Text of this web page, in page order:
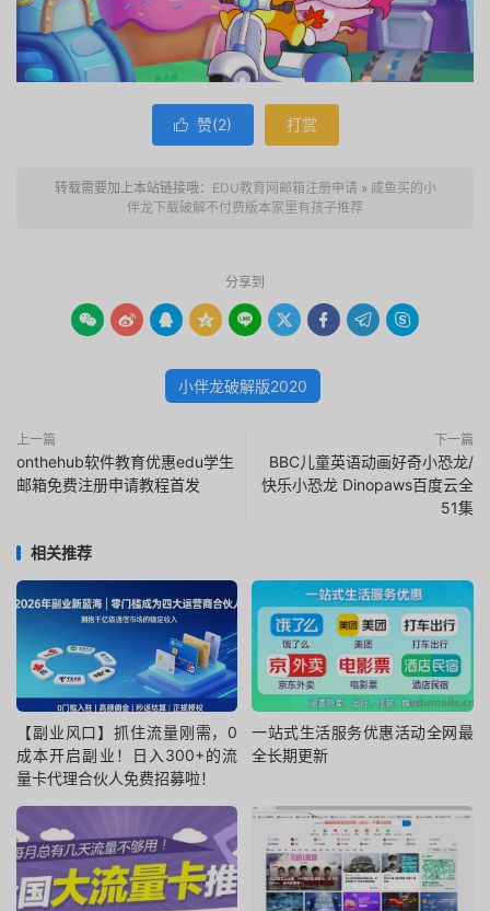
 赞(2) 打赏
转载需要加上本站链接哦： EDU教育网邮箱注册申请 » 咸鱼买的小
伴龙下载破解不付费版本家里有孩子推荐
分享到
        
小伴龙破解版2020
上一篇
onthehub软件教育优惠edu学生
邮箱免费注册申请教程首发
下一篇
BBC儿童英语动画好奇小恐龙/
快乐小恐龙 Dinopaws百度云全
51集
相关推荐
【副业风口】抓住流量刚需，0
成本开启副业！日入300+的流
量卡代理合伙人免费招募啦！
一站式生活服务优惠活动全网最
全长期更新